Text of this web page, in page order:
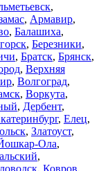
,
, Армавир,
, Балашиха,
, Березники,
, Братск, Брянск,
, Верхняя
, Волгоград,
, Воркута,
, Дербент,
, Елец,
, Златоуст,
Ола,
,